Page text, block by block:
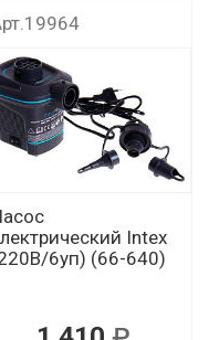
Intex
6уп) (66-640)